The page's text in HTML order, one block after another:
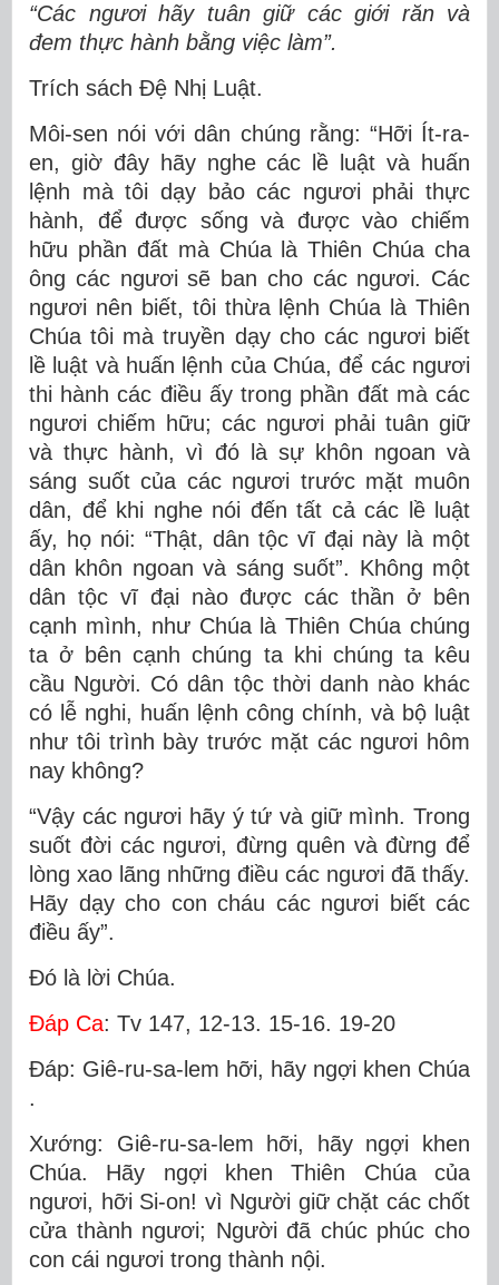
“Các ngươi hãy tuân giữ các giới răn và
đem thực hành bằng việc làm”.
Trích sách Ðệ Nhị Luật.
Môi-sen nói với dân chúng rằng: “Hỡi Ít-ra-
en, giờ đây hãy nghe các lề luật và huấn
lệnh mà tôi dạy bảo các ngươi phải thực
hành, để được sống và được vào chiếm
hữu phần đất mà Chúa là Thiên Chúa cha
ông các ngươi sẽ ban cho các ngươi. Các
ngươi nên biết, tôi thừa lệnh Chúa là Thiên
Chúa tôi mà truyền dạy cho các ngươi biết
lề luật và huấn lệnh của Chúa, để các ngươi
thi hành các điều ấy trong phần đất mà các
ngươi chiếm hữu; các ngươi phải tuân giữ
và thực hành, vì đó là sự khôn ngoan và
sáng suốt của các ngươi trước mặt muôn
dân, để khi nghe nói đến tất cả các lề luật
ấy, họ nói: “Thật, dân tộc vĩ đại này là một
dân khôn ngoan và sáng suốt”. Không một
dân tộc vĩ đại nào được các thần ở bên
cạnh mình, như Chúa là Thiên Chúa chúng
ta ở bên cạnh chúng ta khi chúng ta kêu
cầu Người. Có dân tộc thời danh nào khác
có lễ nghi, huấn lệnh công chính, và bộ luật
như tôi trình bày trước mặt các ngươi hôm
nay không?
“Vậy các ngươi hãy ý tứ và giữ mình. Trong
suốt đời các ngươi, đừng quên và đừng để
lòng xao lãng những điều các ngươi đã thấy.
Hãy dạy cho con cháu các ngươi biết các
điều ấy”.
Ðó là lời Chúa.
Ðáp Ca: Tv 147, 12-13. 15-16. 19-20
Ðáp: Giê-ru-sa-lem hỡi, hãy ngợi khen Chúa
.
Xướng: Giê-ru-sa-lem hỡi, hãy ngợi khen
Chúa. Hãy ngợi khen Thiên Chúa của
ngươi, hỡi Si-on! vì Người giữ chặt các chốt
cửa thành ngươi; Người đã chúc phúc cho
con cái ngươi trong thành nội.